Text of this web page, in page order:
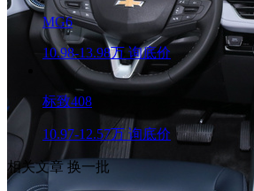
MG6
10.98-13.98万 询底价
标致408
10.97-12.57万 询底价
相关文章换一批